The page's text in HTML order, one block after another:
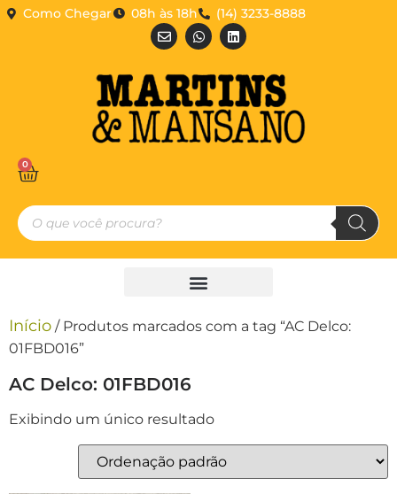
Como Chegar 08h às 18h (14) 3233-8888
0
Início / Produtos marcados com a tag “AC Delco:
01FBD016”
AC Delco: 01FBD016
Exibindo um único resultado